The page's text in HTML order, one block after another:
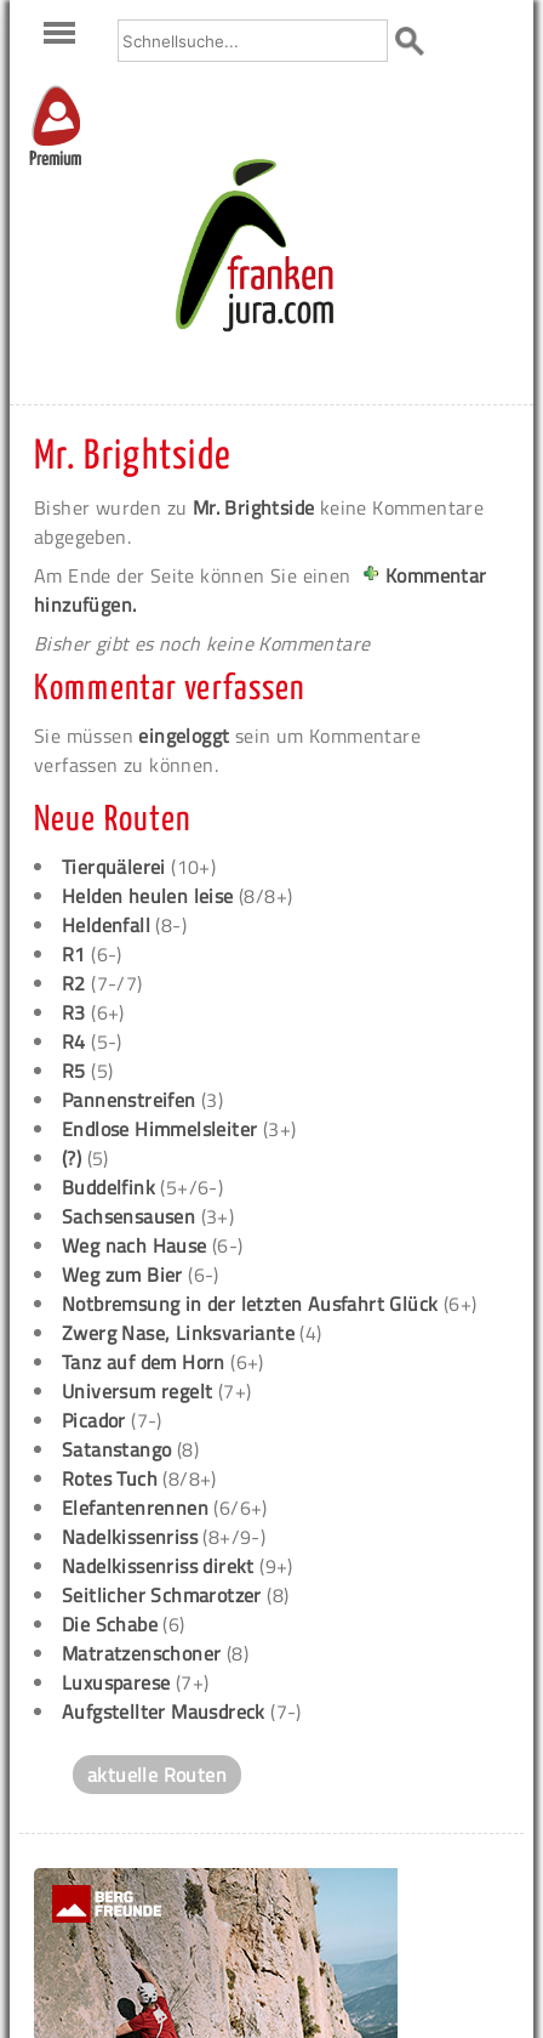
Premium
Mr. Brightside
Bisher wurden zu Mr. Brightside keine Kommentare
abgegeben.
Am Ende der Seite können Sie einen
Kommentar
hinzufügen.
Bisher gibt es noch keine Kommentare
Kommentar verfassen
Sie müsseneingeloggt sein um Kommentare
verfassen zu können.
Neue Routen
Tierquälerei (10+)
Helden heulen leise (8/8+)
Heldenfall (8-)
R1 (6-)
R2 (7-/7)
R3 (6+)
R4 (5-)
R5 (5)
Pannenstreifen (3)
Endlose Himmelsleiter (3+)
(?) (5)
Buddelfink (5+/6-)
Sachsensausen (3+)
Weg nach Hause (6-)
Weg zum Bier (6-)
Notbremsung in der letzten Ausfahrt Glück (6+)
Zwerg Nase, Linksvariante (4)
Tanz auf dem Horn (6+)
Universum regelt (7+)
Picador (7-)
Satanstango(8)
Rotes Tuch (8/8+)
Elefantenrennen (6/6+)
Nadelkissenriss(8+/9-)
Nadelkissenriss direkt (9+)
Seitlicher Schmarotzer (8)
Die Schabe (6)
Matratzenschoner (8)
Luxusparese (7+)
Aufgstellter Mausdreck (7-)
aktuelle Routen